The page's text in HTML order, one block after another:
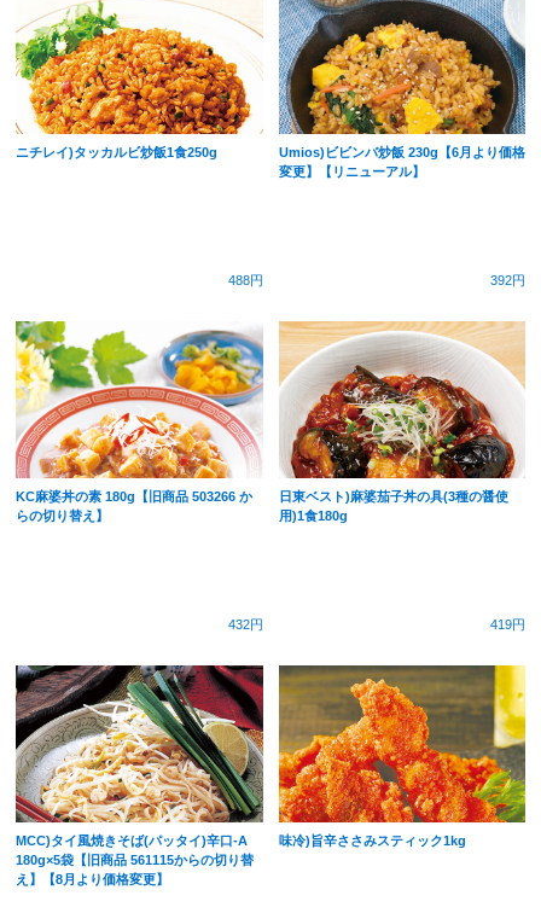
ニチレイ)タッカルビ炒飯1食250g
488円
Umios)ビビンバ炒飯 230g【6月より価格
変更】【リニューアル】
392円
KC麻婆丼の素 180g【旧商品 503266 か
らの切り替え】
432円
日東ベスト)麻婆茄子丼の具(3種の醤使
用)1食180g
419円
MCC)タイ風焼きそば(パッタイ)辛口-A
180g×5袋【旧商品 561115からの切り替
え】【8月より価格変更】
味冷)旨辛ささみスティック1kg